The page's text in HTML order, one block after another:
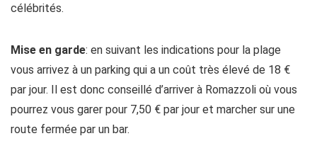
célébrités.
Mise en garde: en suivant les indications pour la plage
vous arrivez à un parking qui a un coût très élevé de 18 €
par jour. Il est donc conseillé d’arriver à Romazzoli où vous
pourrez vous garer pour 7,50 € par jour et marcher sur une
route fermée par un bar.